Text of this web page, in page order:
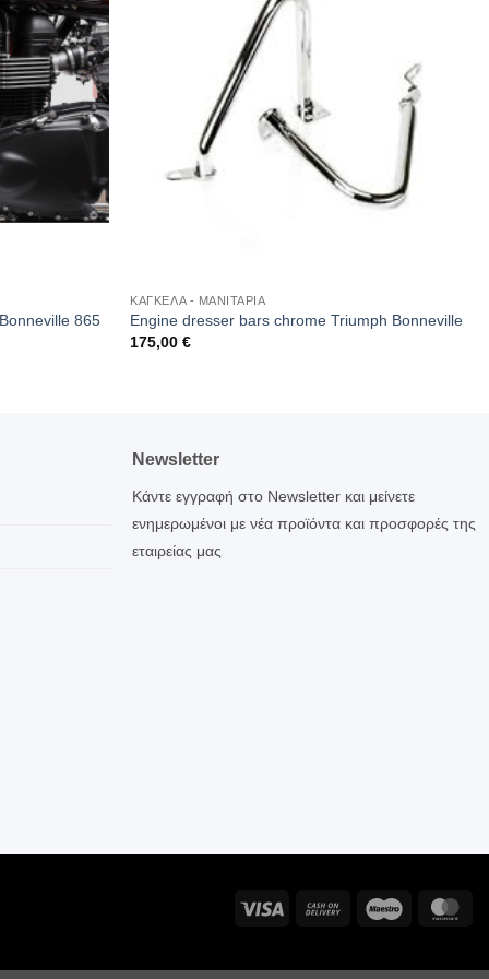
865
ΚΑΓΚΕΛΑ - ΜΑΝΙΤΑΡΙΑ
Engine dresser bars chrome Triumph Bonneville
175,00€
Newsletter
Κάντε εγγραφή στο Newsletter και μείνετε
ενημερωμένοι με νέα προϊόντα και προσφορές της
εταιρείας μας
Visa
Cash
Maestro